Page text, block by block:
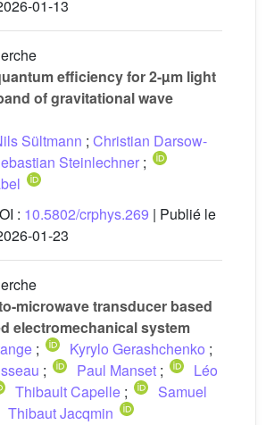
01-13
efficiency for 2-µm light
of gravitational wave
Sültmann ; Christian Darsow-
Steinlechner ;
: 10.5802/crphys.269 | Publié le
01-23
microwave transducer based
electromechanical system
; Kyrylo Gerashchenko ;
; Paul Manset ;
Léo
Thibault Capelle ;
Samuel
Thibaut Jacqmin